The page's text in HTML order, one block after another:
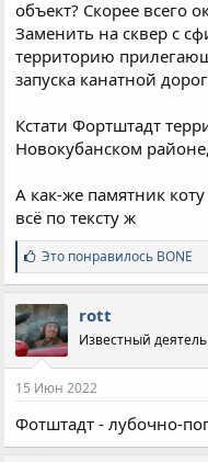
объект? Скорее всего
Заменить на сквер с
территорию
запуска канатной
Кстати Фортштадт
Новокубанском
А как-же памятник
всё по тексту ж
С
и
м
п
а
т
и
:
Это понравилось BONE
rott
Известный деятель
15 Июн 2022
Фотштадт - лубочно-